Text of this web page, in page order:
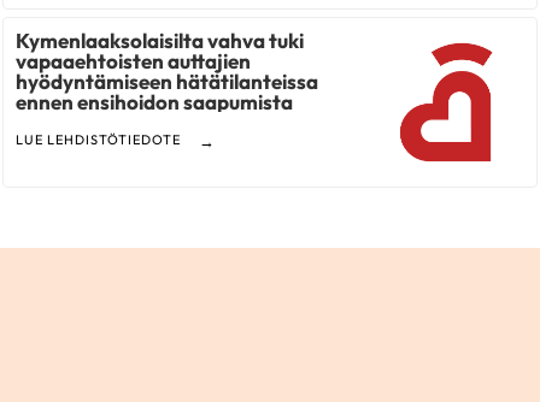
Kymenlaaksolaisilta vahva tuki
vapaaehtoisten auttajien
hyödyntämiseen hätätilanteissa
ennen ensihoidon saapumista
LUE LEHDISTÖTIEDOTE